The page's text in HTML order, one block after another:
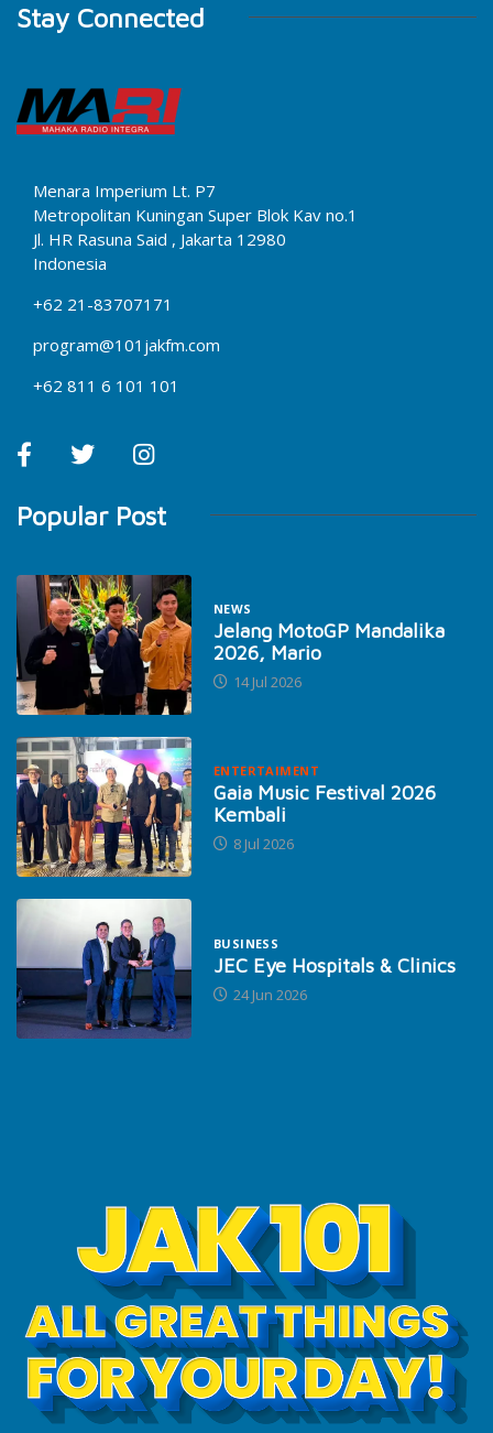
Stay Connected
Menara Imperium Lt. P7
Metropolitan Kuningan Super Blok Kav no.1
Jl. HR Rasuna Said , Jakarta 12980
Indonesia
+62 21-83707171
program@101jakfm.com
+62 811 6 101 101
Popular Post
NEWS
Jelang MotoGP Mandalika
2026, Mario
14 Jul 2026
ENTERTAIMENT
Gaia Music Festival 2026
Kembali
8 Jul 2026
BUSINESS
JEC Eye Hospitals & Clinics
24 Jun 2026